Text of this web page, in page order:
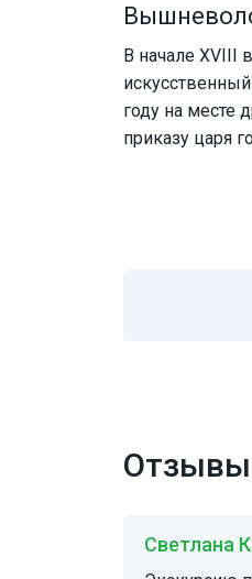
В начале XVIII
году на месте
приказу царя
Отзывы
Светлана